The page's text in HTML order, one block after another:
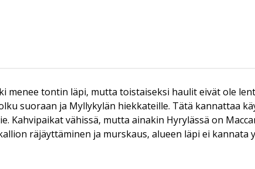
menee tontin läpi, mutta toistaiseksi haulit eivät ole
suoraan ja Myllykylän hiekkateille. Tätä kannattaa
Kahvipaikat vähissä, mutta ainakin Hyrylässä on
räjäyttäminen ja murskaus, alueen läpi ei kannata